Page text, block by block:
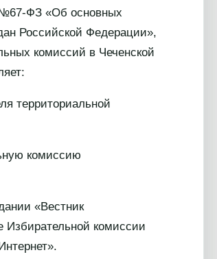
№67-ФЗ «Об основных
Российской Федерации»,
комиссий в Чеченской
территориальной
комиссию
«Вестник
Избирательной комиссии